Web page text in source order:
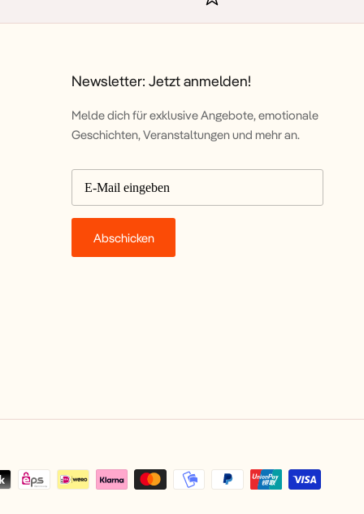
Newsletter: Jetzt anmelden!
Melde dich für exklusive Angebote, emotionale
Geschichten, Veranstaltungen und mehr an.
Abschicken